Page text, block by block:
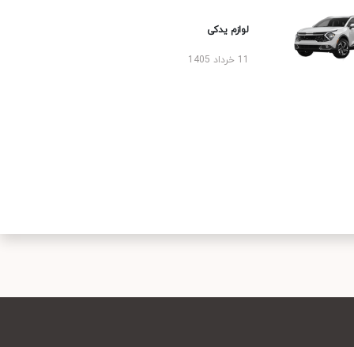
لوازم یدکی